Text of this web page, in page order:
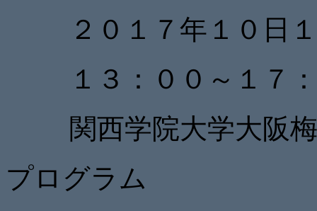
２０１７年１０日
１３：００～１７
関西学院大学大阪
プログラム